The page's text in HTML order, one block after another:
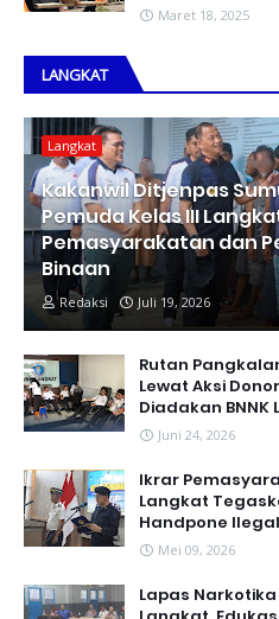
Maret 18, 2025
LANGKAT
Langkat
Kakanwil Ditjenpas
Pemuda Kelas III
Pemasyarakatan dan
Binaan
Redaksi Juli 19, 2026
Rutan
Lewat Aksi
Diadakan BNNK
Juni 24, 2026
Ikrar
Langkat
Handpone
Mei 09, 2026
Lapas